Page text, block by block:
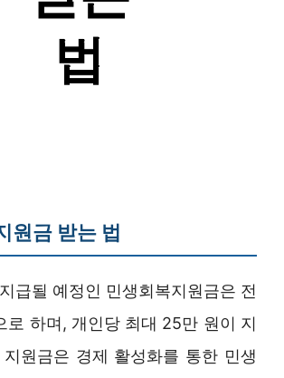
원금 받는 법
급될 예정인 민생회복지원금은 전
로 하며, 개인당 최대 25만 원이 지
원금은 경제 활성화를 통한 민생